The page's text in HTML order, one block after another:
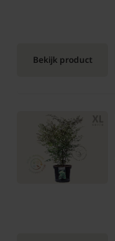
Bekijk product